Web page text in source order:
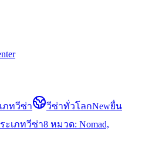
ภทวีซ่า วีซ่าทั่วโลกNewยื่น
ะเภทวีซ่า8 หมวด: Nomad,